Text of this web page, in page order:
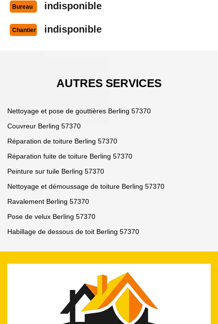
Bureau indisponible
Chantier indisponible
AUTRES SERVICES
Nettoyage et pose de gouttières Berling 57370
Couvreur Berling 57370
Réparation de toiture Berling 57370
Réparation fuite de toiture Berling 57370
Peinture sur tuile Berling 57370
Nettoyage et démoussage de toiture Berling 57370
Ravalement Berling 57370
Pose de velux Berling 57370
Habillage de dessous de toit Berling 57370